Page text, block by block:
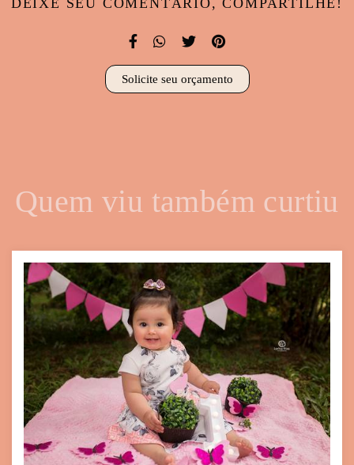
DEIXE SEU COMENTÁRIO, COMPARTILHE!
Solicite seu orçamento
Quem viu também curtiu